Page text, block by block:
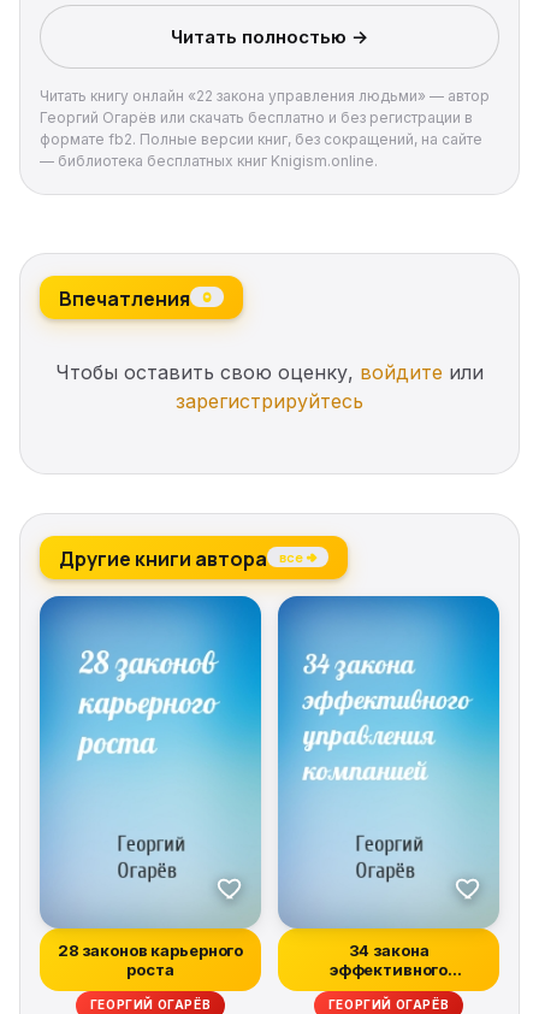
ваши дела пойдут в гору. Издание предназначено
для тех, кто хочет стать успешным
руководителем.
Читать полностью →
Читать книгу онлайн «22 закона управления людьми» — автор
Георгий Огарёв или скачать бесплатно и без регистрации в
формате fb2. Полные версии книг, без сокращений, на сайте
— библиотека бесплатных книг Knigism.online.
Впечатления 0
Чтобы оставить свою оценку, войдите или
зарегистрируйтесь
Другие книги автора все →
28 законов карьерного
роста
ГЕОРГИЙ ОГАРЁВ
34 закона
эффективного
управления компанией
ГЕОРГИЙ ОГАРЁВ